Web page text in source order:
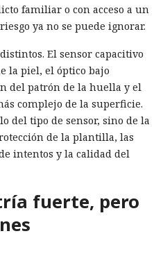
familiar o con acceso a un
ya no se puede ignorar.
El sensor capacitivo
la piel, el óptico bajo
del patrón de la huella y el
complejo de la superficie.
del tipo de sensor, sino de la
de la plantilla, las
intentos y la calidad del
fuerte, pero